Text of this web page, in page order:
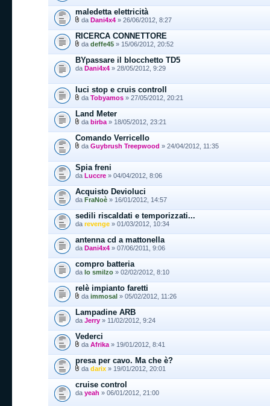
maledetta elettricità
da Dani4x4 » 26/06/2012, 8:27
RICERCA CONNETTORE
da deffe45 » 15/06/2012, 20:52
BYpassare il blocchetto TD5
da Dani4x4 » 28/05/2012, 9:29
luci stop e cruis controll
da Tobyamos » 27/05/2012, 20:21
Land Meter
da birba » 18/05/2012, 23:21
Comando Verricello
da Guybrush Treepwood » 24/04/2012, 11:35
Spia freni
da Luccre » 04/04/2012, 8:06
Acquisto Devioluci
da FraNoè » 16/01/2012, 14:57
sedili riscaldati e temporizzati...
da revenge » 01/03/2012, 10:34
antenna cd a mattonella
da Dani4x4 » 07/06/2011, 9:06
compro batteria
da lo smilzo » 02/02/2012, 8:10
relè impianto faretti
da immosal » 05/02/2012, 11:26
Lampadine ARB
da Jerry » 11/02/2012, 9:24
Vederci
da Afrika » 19/01/2012, 8:41
presa per cavo. Ma che è?
da darix » 19/01/2012, 20:01
cruise control
da yeah » 06/01/2012, 21:00